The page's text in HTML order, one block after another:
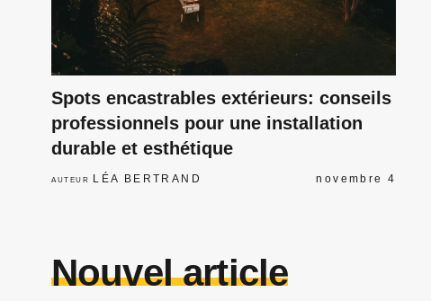
Spots encastrables extérieurs: conseils
professionnels pour une installation
durable et esthétique
AUTEUR LÉA BERTRAND novembre 4
Nouvel article